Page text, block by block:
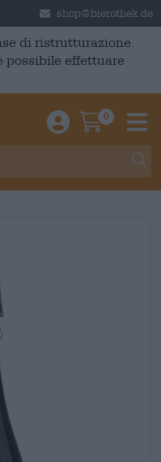
shop@bierothek.de
di ristrutturazione.
possibile effettuare
Einloggen /
0